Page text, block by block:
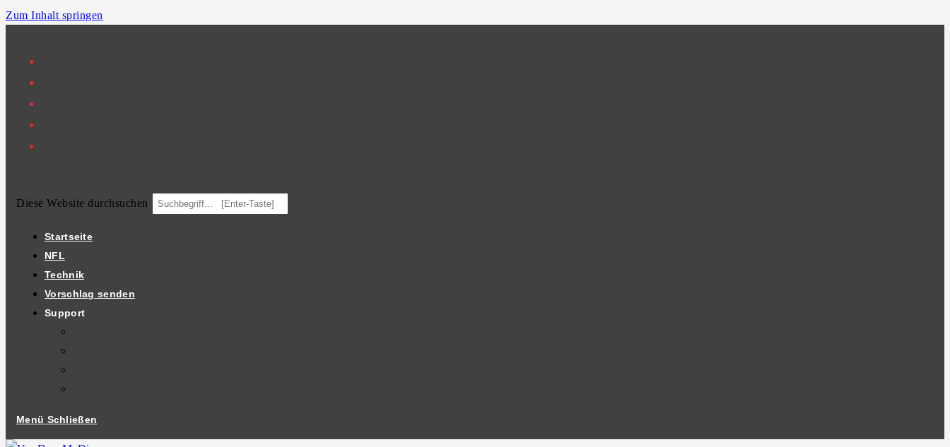
Zum Inhalt springen
Diese Website durchsuchen
Startseite
NFL
Technik
Vorschlag senden
Support
Menü Schließen